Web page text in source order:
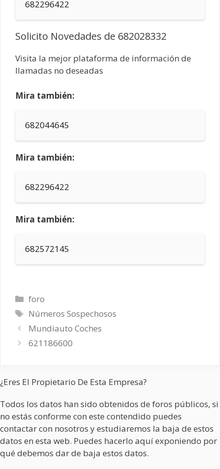
682296422
Solicito Novedades de 682028332
Visita la mejor plataforma de información de
llamadas no deseadas
Mira también:
682044645
Mira también:
682296422
Mira también:
682572145
Categorías
foro
Etiquetas
Números Sospechosos
Mundiauto Coches
621186600
¿Eres El Propietario De Esta Empresa?
Todos los datos han sido obtenidos de foros públicos, si
no estás conforme con este contendido puedes
contactar con nosotros y estudiaremos la baja de estos
datos en esta web. Puedes hacerlo aquí exponiendo por
qué debemos dar de baja estos datos.